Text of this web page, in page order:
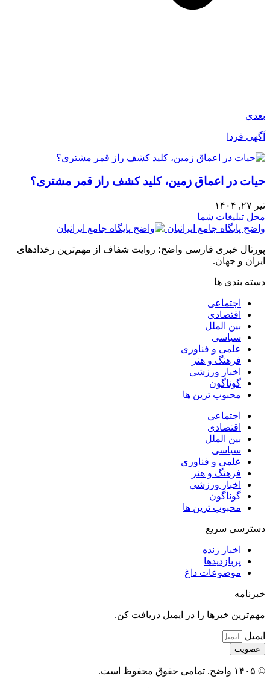
بعدی
آگهی فردا
حیات در اعماق زمین، کلید کشف راز قمر مشتری؟
تیر ۲۷, ۱۴۰۴
محل تبلیغات شما
واضح پایگاه جامع ایرانیان
پورتال خبری فارسی واضح؛ روایت شفاف از مهم‌ترین رخدادهای
ایران و جهان.
دسته بندی ها
اجتماعی
اقتصادی
بین الملل
سیاسی
علمی و فناوری
فرهنگ و هنر
اخبار ورزشی
گوناگون
محبوب ترین ها
اجتماعی
اقتصادی
بین الملل
سیاسی
علمی و فناوری
فرهنگ و هنر
اخبار ورزشی
گوناگون
محبوب ترین ها
دسترسی سریع
اخبار زنده
پربازدیدها
موضوعات داغ
خبرنامه
مهم‌ترین خبرها را در ایمیل دریافت کن.
ایمیل
عضویت
© ۱۴۰۵ واضح. تمامی حقوق محفوظ است.